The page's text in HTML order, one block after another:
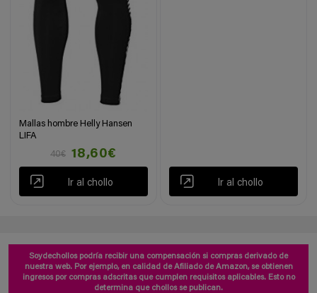
Mallas hombre Helly Hansen
LIFA
40€
18,60€
Ir al chollo Ir al chollo
Soydechollos podría recibir una compensación si compras derivado de
nuestra web. Por ejemplo, en calidad de Afiliado de Amazon, se obtienen
ingresos por compras adscritas que cumplen requisitos aplicables. Esto no
determina que chollos se publican.